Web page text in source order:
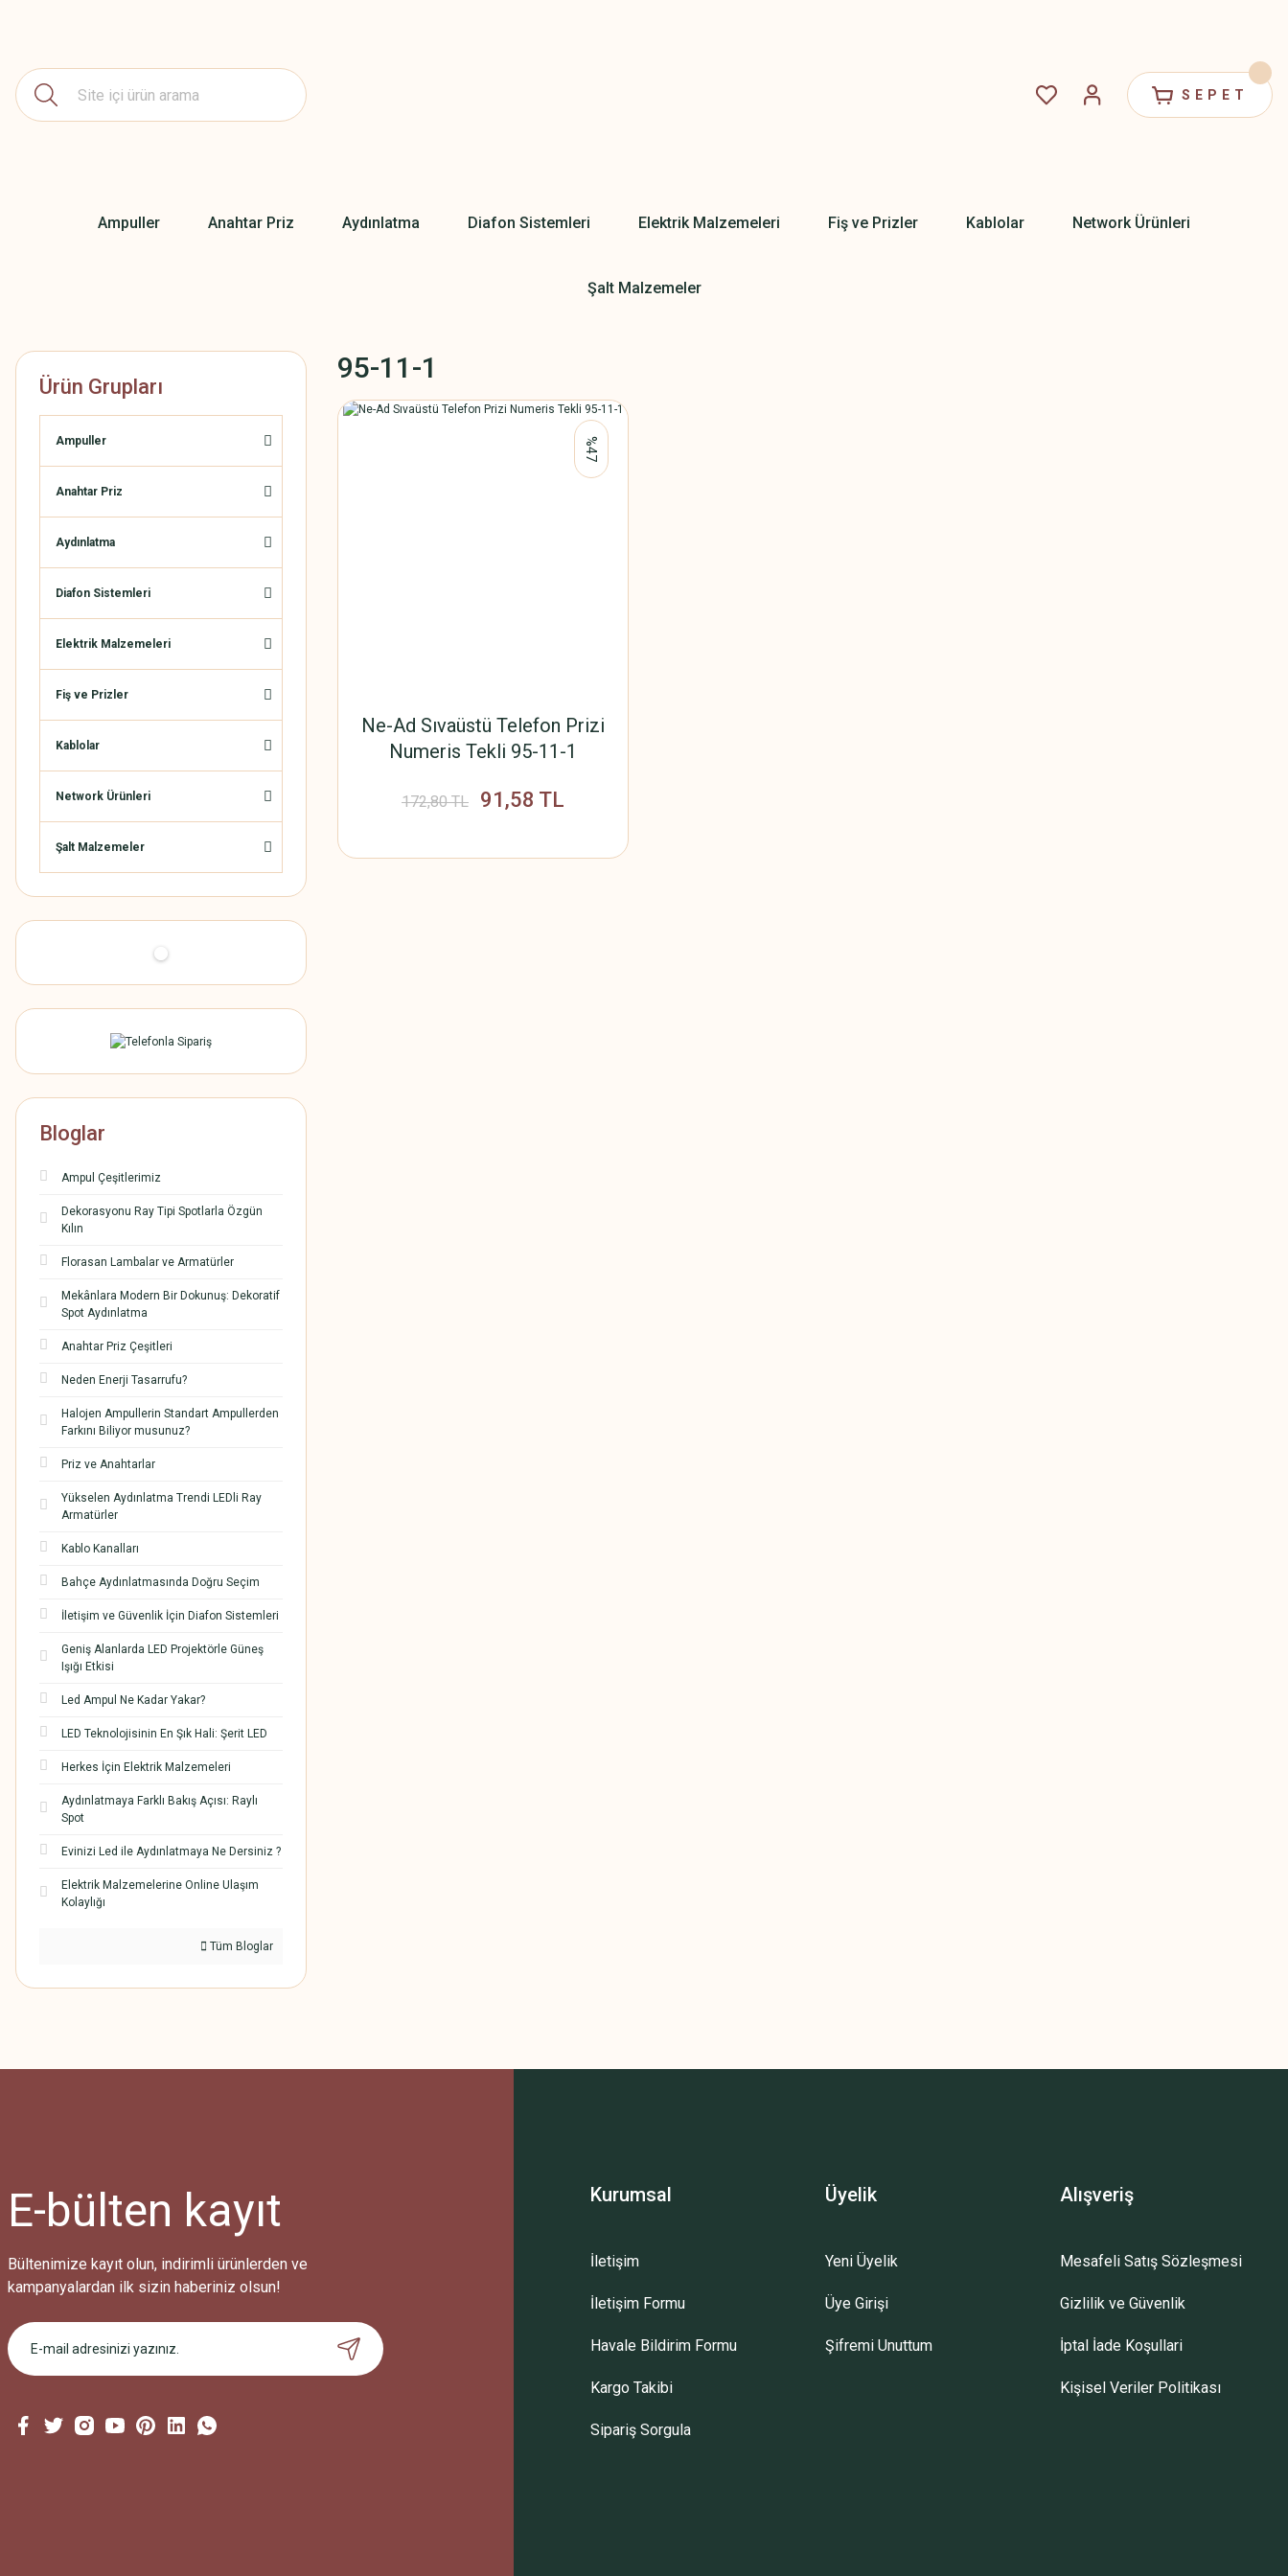
SEPET
Ampuller Anahtar Priz Aydınlatma Diafon Sistemleri Elektrik Malzemeleri Fiş ve Prizler Kablolar Network Ürünleri
Şalt Malzemeler
Ürün Grupları
Ampuller
Anahtar Priz
Aydınlatma
Diafon Sistemleri
Elektrik Malzemeleri
Fiş ve Prizler
Kablolar
Network Ürünleri
Şalt Malzemeler
Bloglar
Ampul Çeşitlerimiz
Dekorasyonu Ray Tipi Spotlarla Özgün
Kılın
Florasan Lambalar ve Armatürler
Mekânlara Modern Bir Dokunuş: Dekoratif
Spot Aydınlatma
Anahtar Priz Çeşitleri
Neden Enerji Tasarrufu?
Halojen Ampullerin Standart Ampullerden
Farkını Biliyor musunuz?
Priz ve Anahtarlar
Yükselen Aydınlatma Trendi LEDli Ray
Armatürler
Kablo Kanalları
Bahçe Aydınlatmasında Doğru Seçim
İletişim ve Güvenlik İçin Diafon Sistemleri
Geniş Alanlarda LED Projektörle Güneş
Işığı Etkisi
Led Ampul Ne Kadar Yakar?
LED Teknolojisinin En Şık Hali: Şerit LED
Herkes İçin Elektrik Malzemeleri
Aydınlatmaya Farklı Bakış Açısı: Raylı
Spot
Evinizi Led ile Aydınlatmaya Ne Dersiniz ?
Elektrik Malzemelerine Online Ulaşım
Kolaylığı
Tüm Bloglar
95-11-1
%47
Ne-Ad Sıvaüstü Telefon Prizi
Numeris Tekli 95-11-1
172,80 TL 91,58 TL
E-bülten kayıt
Bültenimize kayıt olun, indirimli ürünlerden ve
kampanyalardan ilk sizin haberiniz olsun!
Kurumsal
İletişim
İletişim Formu
Havale Bildirim Formu
Kargo Takibi
Sipariş Sorgula
Üyelik
Yeni Üyelik
Üye Girişi
Şifremi Unuttum
Alışveriş
Mesafeli Satış Sözleşmesi
Gizlilik ve Güvenlik
İptal İade Koşullari
Kişisel Veriler Politikası